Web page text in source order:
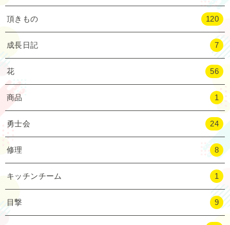
頂きもの 120
成長日記 7
花 56
商品 1
勇士会 24
修理 8
キッチンチーム 1
目撃 9